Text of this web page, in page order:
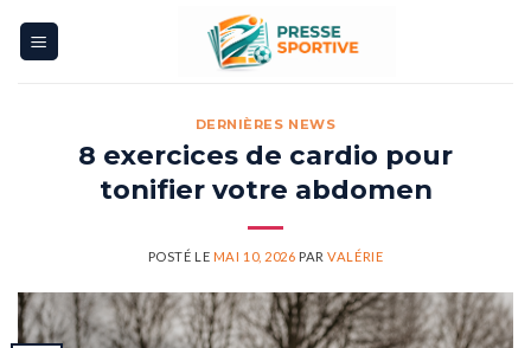
DERNIÈRES NEWS
8 exercices de cardio pour
tonifier votre abdomen
POSTÉ LE MAI 10, 2026 PARVALÉRIE